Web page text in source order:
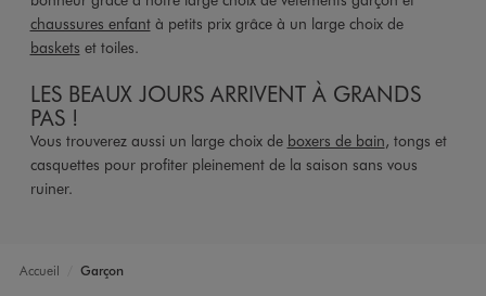
chaussures enfantà petits prix grâce à un large choix de
baskets et toiles.
LES BEAUX JOURS ARRIVENT À GRANDS
PAS !
Vous trouverez aussi un large choix de boxers de bain, tongs et
casquettes pour profiter pleinement de la saison sans vous
ruiner.
Accueil Garçon